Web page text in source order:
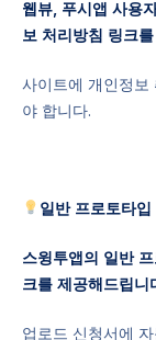
웹뷰, 푸시앱 사용
보 처리방침 링크
사이트에 개인정보
야 합니다.
일반 프로토타입
스윙투앱의 일반
크를 제공해드립니
업로드 신청서에